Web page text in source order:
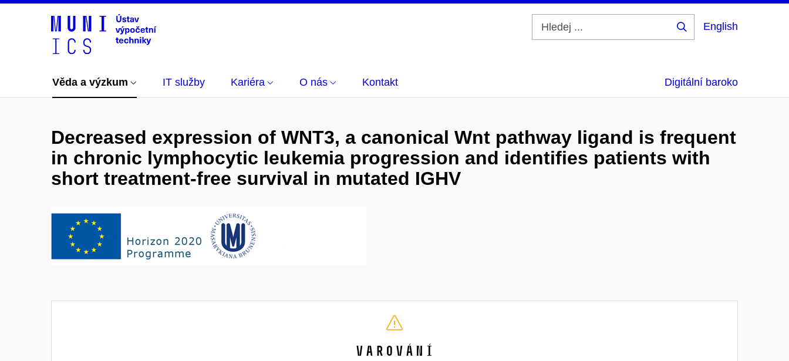
English
Věda a výzkum IT služby Kariéra O nás Kontakt Digitální baroko
Decreased expression of WNT3, a canonical Wnt pathway ligand is frequent
in chronic lymphocytic leukemia progression and identifies patients with
short treatment-free survival in mutated IGHV
Varování